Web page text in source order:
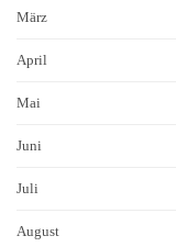
März
April
Mai
Juni
Juli
August